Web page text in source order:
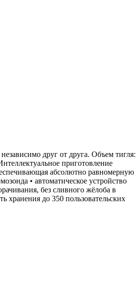
друг от друга. Объем тигля:
приготовление
абсолютно равномерную
• автоматическое устройство
без сливного жёлоба в
хранения до 350 пользовательских